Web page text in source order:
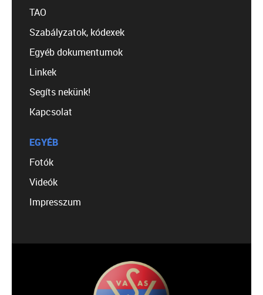
TAO
Szabályzatok, kódexek
Egyéb dokumentumok
Linkek
Segíts nekünk!
Kapcsolat
EGYÉB
Fotók
Videók
Impresszum